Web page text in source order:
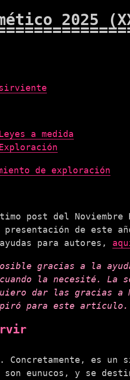
2025
a medida
de exploración
post del Noviembre
de este
para autores,
gracias a la
la necesité.
dar las gracias a
para este
es un
son eunucos, y se